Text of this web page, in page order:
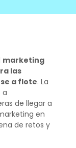
marketing
las
a flote. La
a
de llegar a
en
de retos y